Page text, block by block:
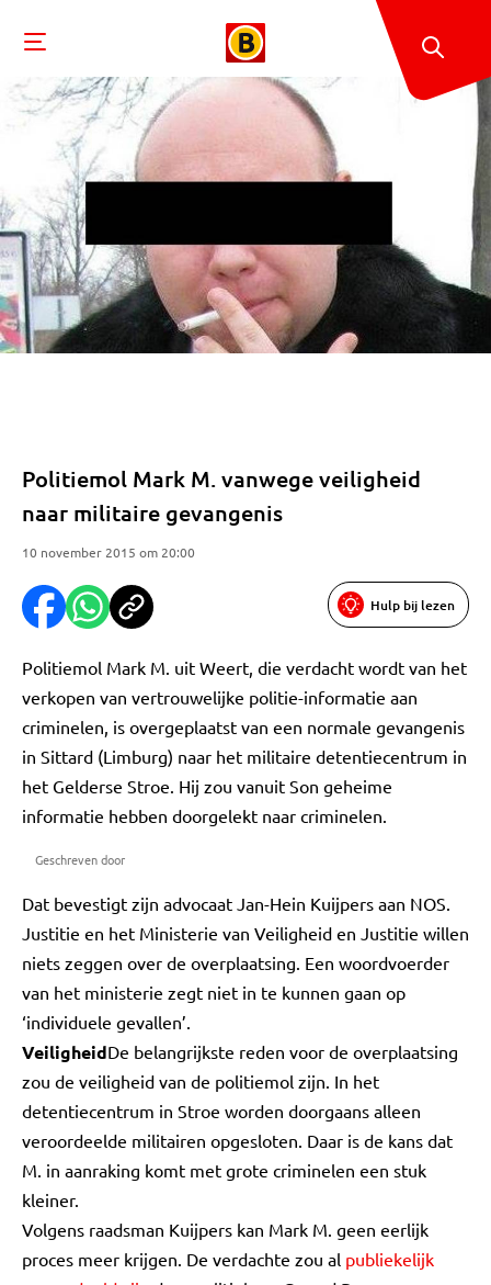
Politiemol Mark M. vanwege veiligheid
naar militaire gevangenis
10 november 2015 om 20:00
Hulp bij lezen
Politiemol Mark M. uit Weert, die verdacht wordt van het
verkopen van vertrouwelijke politie-informatie aan
criminelen, is overgeplaatst van een normale gevangenis
in Sittard (Limburg) naar het militaire detentiecentrum in
het Gelderse Stroe. Hij zou vanuit Son geheime
informatie hebben doorgelekt naar criminelen.
Geschreven door
Dat bevestigt zijn advocaat Jan-Hein Kuijpers aan NOS.
Justitie en het Ministerie van Veiligheid en Justitie willen
niets zeggen over de overplaatsing. Een woordvoerder
van het ministerie zegt niet in te kunnen gaan op
‘individuele gevallen’.
VeiligheidDe belangrijkste reden voor de overplaatsing
zou de veiligheid van de politiemol zijn. In het
detentiecentrum in Stroe worden doorgaans alleen
veroordeelde militairen opgesloten. Daar is de kans dat
M. in aanraking komt met grote criminelen een stuk
kleiner.
Volgens raadsman Kuijpers kan Mark M. geen eerlijk
proces meer krijgen. De verdachte zou al publiekelijk